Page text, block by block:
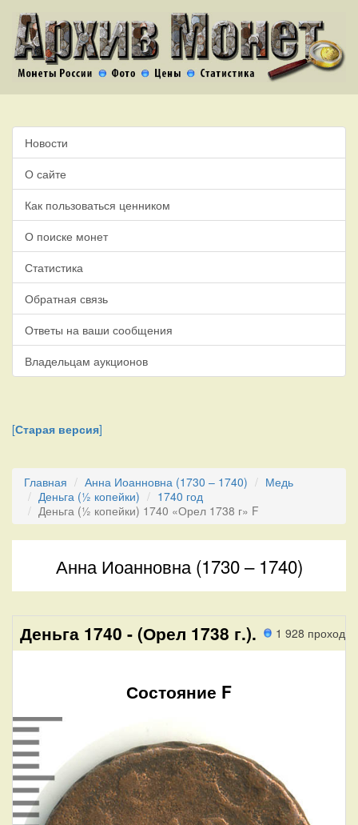
Новости
О сайте
Как пользоваться ценником
О поиске монет
Статистика
Обратная связь
Ответы на ваши сообщения
Владельцам аукционов
[Старая версия]
Главная Анна Иоанновна (1730 – 1740)
Медь
Деньга (½ копейки)
1740 год
Деньга (½ копейки) 1740 «Орел 1738 г» F
Анна Иоанновна (1730 – 1740)
1 928 проход
Деньга 1740 - (Орел 1738 г.).
Состояние F